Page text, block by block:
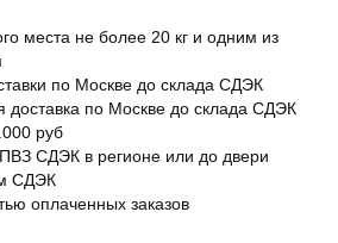
места не более 20 кг и одним из
по Москве до склада СДЭК
доставка по Москве до склада СДЭК
руб
СДЭК в регионе или до двери
СДЭК
оплаченных заказов